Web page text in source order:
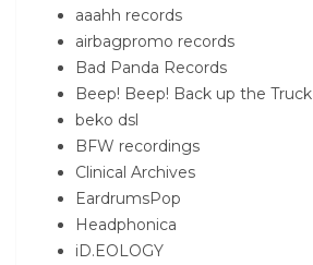
aaahh records
airbagpromo records
Bad Panda Records
Beep! Beep! Back up the Truck
beko dsl
BFW recordings
Clinical Archives
EardrumsPop
Headphonica
iD.EOLOGY